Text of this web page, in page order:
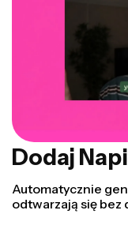
Dodaj
Automatycznie
odtwarzają się bez